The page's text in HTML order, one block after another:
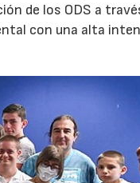
de los ODS a
con una alta